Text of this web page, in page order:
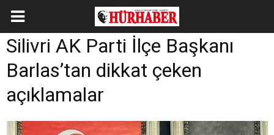
Silivri AK Parti İlçe Başkanı
Barlas’tan dikkat çeken
açıklamalar